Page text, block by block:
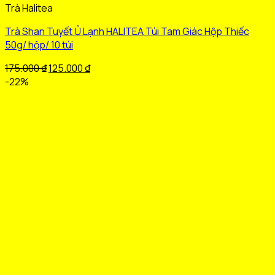
phẩm
này
có
nhiều
biến
thể.
Trà Halitea
Trà Shan Tuyết Ủ Lạnh HALITEA Túi Tam Giác Hộp Thiếc
50g/ hộp/ 10 túi
175.000₫Giá
125.000₫Giá
-22%